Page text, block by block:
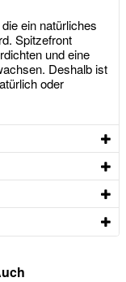
ein natürliches
Spitzefront
und eine
Deshalb ist
oder